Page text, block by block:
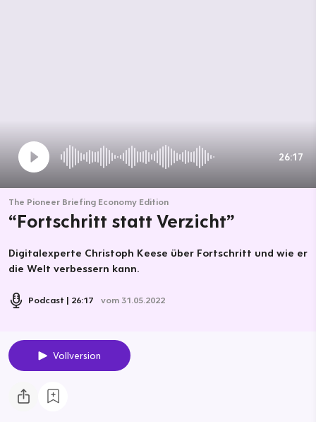
26:17
The Pioneer Briefing Economy Edition
“Fortschritt statt Verzicht”
Digitalexperte Christoph Keese über Fortschritt und wie er
die Welt verbessern kann.
Podcast 26:17 vom 31.05.2022
Vollversion